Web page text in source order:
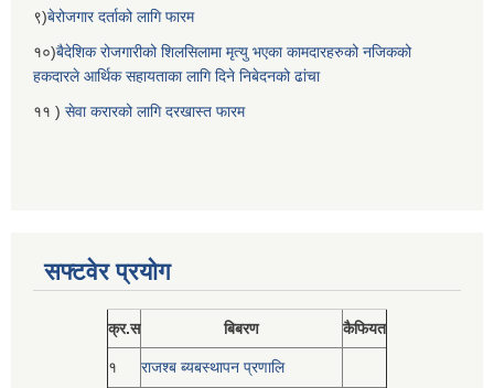
९)बेरोजगार दर्ताको लागि फारम
१०)बैदेशिक रोजगारीको शिलसिलामा मृत्यु भएका कामदारहरुको नजिकको
हकदारले आर्थिक सहायताका लागि दिने निबेदनको ढांचा
११ ) सेवा करारको लागि दरखास्त फारम
सफ्टवेर प्रयोग
क्र.स बिबरण कैफियत
१ राजश्ब ब्यबस्थापन प्रणालि